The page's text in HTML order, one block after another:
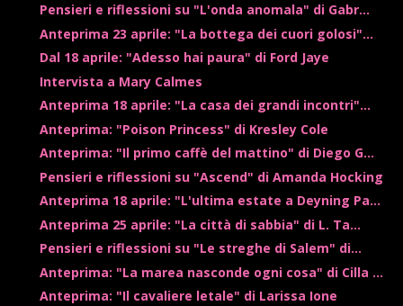
Pensieri e riflessioni su "L'onda anomala" di Gabr...
Anteprima 23 aprile: "La bottega dei cuori golosi"...
Dal 18 aprile: "Adesso hai paura" di Ford Jaye
Intervista a Mary Calmes
Anteprima 18 aprile: "La casa dei grandi incontri"...
Anteprima: "Poison Princess" di Kresley Cole
Anteprima: "Il primo caffè del mattino" di Diego G...
Pensieri e riflessioni su "Ascend" di Amanda Hocking
Anteprima 18 aprile: "L'ultima estate a Deyning Pa...
Anteprima 25 aprile: "La città di sabbia" di L. Ta...
Pensieri e riflessioni su "Le streghe di Salem" di...
Anteprima: "La marea nasconde ogni cosa" di Cilla ...
Anteprima: "Il cavaliere letale" di Larissa Ione